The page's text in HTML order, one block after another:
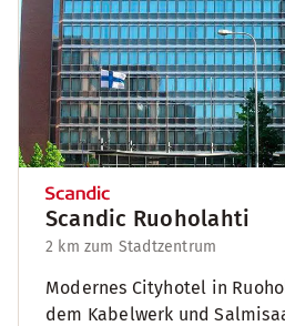
Scandic Ruoholahti
2 km zum Stadtzentrum
Modernes Cityhotel in
dem Kabelwerk und